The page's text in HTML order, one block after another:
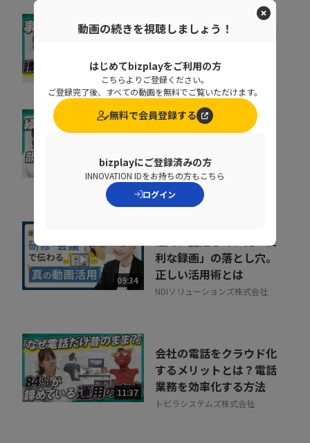
07:05
督促に費やす時間を事業
株式会社ラクーンフィナンシャ
ル
07:52
なぜ部下は同じことを聞
をゼロにする方法
NDIソリューションズ株式会社
09:34
社内に蔓延していた「便
利な録画」の落とし穴。
正しい活用術とは
NDIソリューションズ株式会社
11:37
会社の電話をクラウド化
するメリットとは？電話
業務を効率化する方法
トビラシステムズ株式会社
動画の続きを視聴しましょう！
はじめてbizplayをご利用の方
こちらよりご登録ください。
ご登録完了後、すべての動画を無料でご覧いただけます。
無料で会員登録する
bizplayにご登録済みの方
INNOVATION IDをお持ちの方もこちら
ログイン